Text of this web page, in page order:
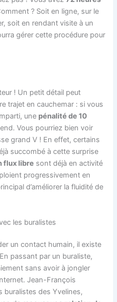
? Soit en ligne, sur le
soit en rendant visite à un
gérer cette procédure pour
! Un petit détail peut
trajet en cauchemar : si vous
une pénalité de 10
Vous pourriez bien voir
grand V ! En effet, certains
succombé à cette surprise
flux libre sont déjà en activité
progressivement en
d’améliorer la fluidité de
les buralistes
un contact humain, il existe
passant par un buraliste,
sans avoir à jongler
Jean-François
buralistes des Yvelines,